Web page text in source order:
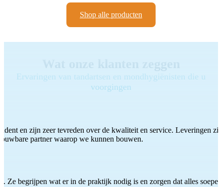
Shop alle producten
Ervaringen van tandartsen en mondhygiënisten die u
voorgingen
en zijn zeer tevreden over de kwaliteit en service. Leveringen
partner waarop we kunnen bouwen.
Ze begrijpen wat er in de praktijk nodig is en zorgen dat alles